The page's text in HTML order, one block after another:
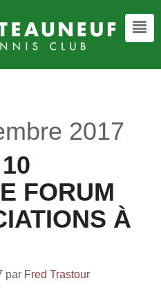
2017
FORUM
À
par Fred Trastour